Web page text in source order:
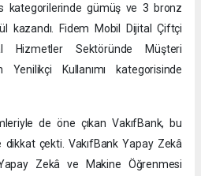
kategorilerinde gümüş ve 3 bronz
kazandı. Fidem Mobil Dijital Çiftçi
Hizmetler Sektöründe Müşteri
Yenilikçi Kullanımı kategorisinde
de öne çıkan VakıfBank, bu
çekti. VakıfBank Yapay Zekâ
Zekâ ve Makine Öğrenmesi